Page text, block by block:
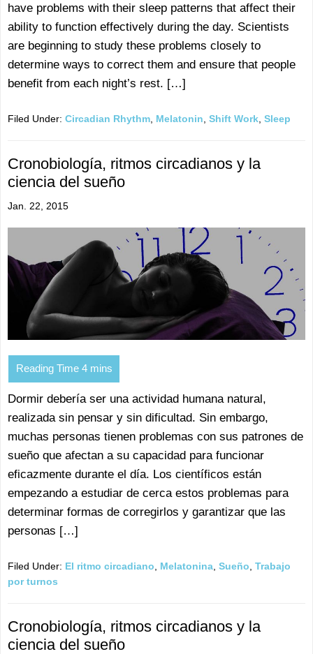
have problems with their sleep patterns that affect their
ability to function effectively during the day. Scientists
are beginning to study these problems closely to
determine ways to correct them and ensure that people
benefit from each night’s rest. […]
Filed Under: Circadian Rhythm Melatonin Shift Work Sleep
Cronobiología, ritmos circadianos y la
ciencia del sueño
Jan. 22, 2015
Dormir debería ser una actividad humana natural,
realizada sin pensar y sin dificultad. Sin embargo,
muchas personas tienen problemas con sus patrones de
sueño que afectan a su capacidad para funcionar
eficazmente durante el día. Los científicos están
empezando a estudiar de cerca estos problemas para
determinar formas de corregirlos y garantizar que las
personas […]
Filed Under: El ritmo circadiano Melatonina Sueño Trabajo
por turnos
Cronobiología, ritmos circadianos y la
ciencia del sueño